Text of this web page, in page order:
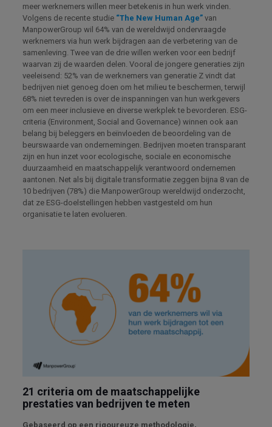
meer werknemers willen meer betekenis in hun werk vinden.
Volgens de recente studie “The New Human Age” van
ManpowerGroup wil 64% van de wereldwijd ondervraagde
werknemers via hun werk bijdragen aan de verbetering van de
samenleving. Twee van de drie willen werken voor een bedrijf
waarvan zij de waarden delen. Vooral de jongere generaties zijn
veeleisend: 52% van de werknemers van generatie Z vindt dat
bedrijven niet genoeg doen om het milieu te beschermen, terwijl
68% niet tevreden is over de inspanningen van hun werkgevers
om een meer inclusieve en diverse werkplek te bevorderen. ESG-
criteria (Environment, Social and Governance) winnen ook aan
belang bij beleggers en beïnvloeden de beoordeling van de
beurswaarde van ondernemingen. Bedrijven moeten transparant
zijn en hun inzet voor ecologische, sociale en economische
duurzaamheid en maatschappelijk verantwoord ondernemen
aantonen. Net als bij digitale transformatie zeggen bijna 8 van de
10 bedrijven (78%) die ManpowerGroup wereldwijd onderzocht,
dat ze ESG-doelstellingen hebben vastgesteld om hun
organisatie te laten evolueren.
21 criteria om de maatschappelijke
prestaties van bedrijven te meten
Gebaseerd op een rigoureuze methodologie,